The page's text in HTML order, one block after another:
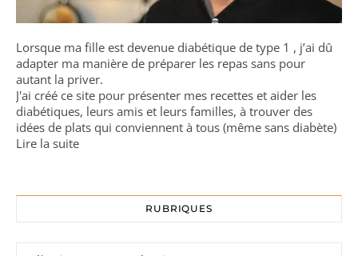
Lorsque ma fille est devenue diabétique de type 1 , j’ai dû
adapter ma manière de préparer les repas sans pour
autant la priver.
J'ai créé ce site pour présenter mes recettes et aider les
diabétiques, leurs amis et leurs familles, à trouver des
idées de plats qui conviennent à tous (même sans diabète)
Lire la suite
RUBRIQUES